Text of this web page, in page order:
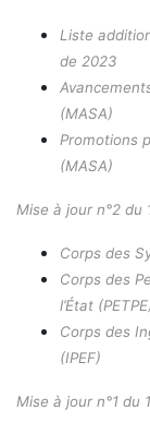
Liste
de 2023
(MASA)
Promotions
(MASA)
Mise à jour n°2 du
Corps des
Corps des
l’État
Corps des
(IPEF)
Mise à jour n°1 du